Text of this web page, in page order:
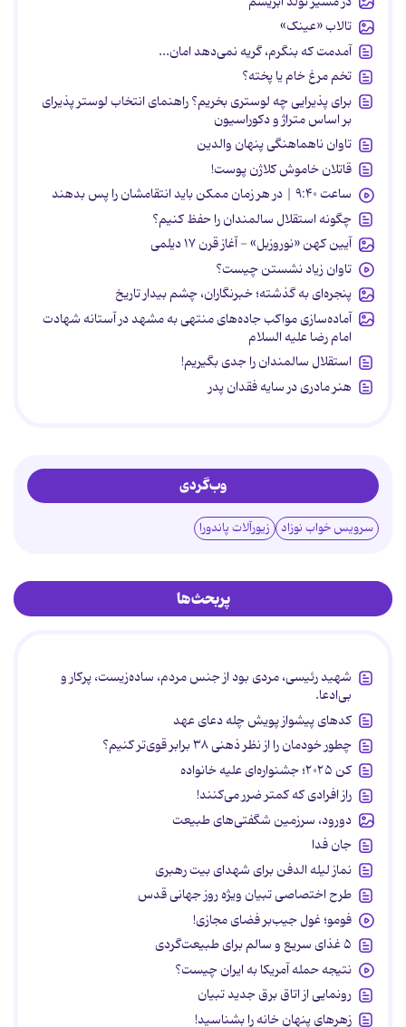
تالاب «عینک»
آمدمت که بنگرم، گریه نمی‌دهد امان...
تخم مرغ خام یا پخته؟
برای پذیرایی چه لوستری بخریم؟ راهنمای انتخاب لوستر پذیرای
بر اساس متراژ و دکوراسیون
تاوان ناهماهنگی پنهان والدین
قاتلان خاموش کلاژن پوست!
ساعت ۹:۴۰ | در هر زمان ممکن باید انتقامشان را پس بدهند
چگونه استقلال سالمندان را حفظ کنیم؟
آیین کهن «نوروزبل» - آغاز قرن ۱۷ دیلمی
تاوان زیاد نشستن چیست؟
پنجره‌ای به گذشته؛ خبرنگاران، چشم بیدار تاریخ
آماده‌سازی مواکب جاده‌های منتهی به مشهد در آستانه شهادت
امام رضا علیه السلام
استقلال سالمندان را جدی بگیریم!
هنر مادری در سایه‌ فقدان پدر
وب‌گردی
سرویس خواب نوزاد زیورآلات پاندورا
پربحث‌ها
شهید رئیسی، مردی بود از جنس مردم، ساده‌زیست، پرکار و
بی‌ادعا.
کدهای پیشواز پویش چله دعای عهد
چطور خودمان را از نظر ذهنی ۳۸ برابر قوی‌تر کنیم؟
کن ۲۰۲۵؛ جشنواره‌ای علیه خانواده
راز افرادی که کمتر ضرر می‌کنند!
دورود، سرزمین شگفتی‌های طبیعت
جان فدا
نماز لیله الدفن برای شهدای بیت رهبری
طرح اختصاصی تبیان ویژه روز جهانی قدس
فومو؛ غول جیب‌بر فضای مجازی!
۵ غذای سریع و سالم برای طبیعت‌گردی
نتیجه حمله آمریکا به ایران چیست؟
رونمایی از اتاق برق جدید تبیان
زهرهای پنهان خانه را بشناسید!